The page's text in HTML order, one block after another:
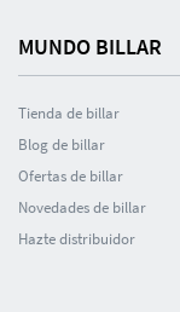
MUNDO BILLAR
Tienda de billar
Blog de billar
Ofertas de billar
Novedades de billar
Hazte distribuidor